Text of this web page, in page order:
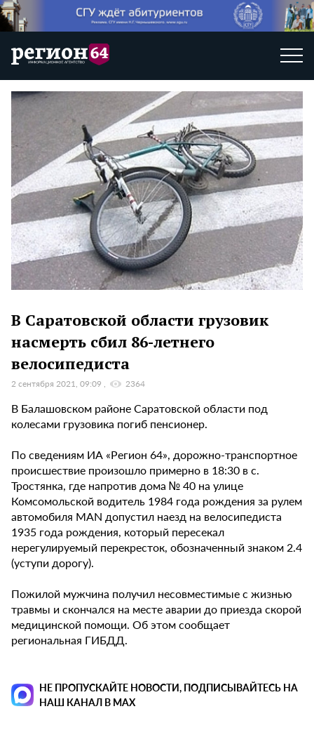
В Саратовской области грузовик
насмерть сбил 86-летнего
велосипедиста
2 сентября 2021, 09:09 2364
В Балашовском районе Саратовской области под
колесами грузовика погиб пенсионер.
По сведениям ИА «Регион 64», дорожно-транспортное
происшествие произошло примерно в 18:30 в с.
Тростянка, где напротив дома № 40 на улице
Комсомольской водитель 1984 года рождения за рулем
автомобиля MAN допустил наезд на велосипедиста
1935 года рождения, который пересекал
нерегулируемый перекресток, обозначенный знаком 2.4
(уступи дорогу).
Пожилой мужчина получил несовместимые с жизнью
травмы и скончался на месте аварии до приезда скорой
медицинской помощи. Об этом сообщает
региональная ГИБДД.
НЕ ПРОПУСКАЙТЕ НОВОСТИ, ПОДПИСЫВАЙТЕСЬ НА
НАШ КАНАЛ В MAX